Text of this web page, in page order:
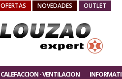
OFERTAS NOVEDADES OUTLET
CALEFACCION - VENTILACION